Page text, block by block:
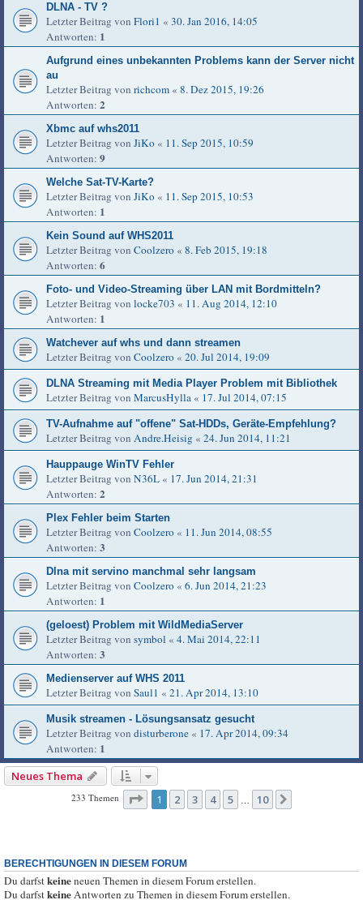
DLNA - TV ?
Letzter Beitrag von Flori1 « 30. Jan 2016, 14:05
Antworten: 1
Aufgrund eines unbekannten Problems kann der Server nicht
au
Letzter Beitrag von richcom « 8. Dez 2015, 19:26
Antworten: 2
Xbmc auf whs2011
Letzter Beitrag von JiKo « 11. Sep 2015, 10:59
Antworten: 9
Welche Sat-TV-Karte?
Letzter Beitrag von JiKo « 11. Sep 2015, 10:53
Antworten: 1
Kein Sound auf WHS2011
Letzter Beitrag von Coolzero « 8. Feb 2015, 19:18
Antworten: 6
Foto- und Video-Streaming über LAN mit Bordmitteln?
Letzter Beitrag von locke703 « 11. Aug 2014, 12:10
Antworten: 1
Watchever auf whs und dann streamen
Letzter Beitrag von Coolzero « 20. Jul 2014, 19:09
DLNA Streaming mit Media Player Problem mit Bibliothek
Letzter Beitrag von MarcusHylla « 17. Jul 2014, 07:15
TV-Aufnahme auf "offene" Sat-HDDs, Geräte-Empfehlung?
Letzter Beitrag von Andre.Heisig « 24. Jun 2014, 11:21
Hauppauge WinTV Fehler
Letzter Beitrag von N36L « 17. Jun 2014, 21:31
Antworten: 2
Plex Fehler beim Starten
Letzter Beitrag von Coolzero « 11. Jun 2014, 08:55
Antworten: 3
Dlna mit servino manchmal sehr langsam
Letzter Beitrag von Coolzero « 6. Jun 2014, 21:23
Antworten: 1
(geloest) Problem mit WildMediaServer
Letzter Beitrag von symbol « 4. Mai 2014, 22:11
Antworten: 3
Medienserver auf WHS 2011
Letzter Beitrag von Saul1 « 21. Apr 2014, 13:10
Musik streamen - Lösungsansatz gesucht
Letzter Beitrag von disturberone « 17. Apr 2014, 09:34
Antworten: 1
Neues Thema
233 Themen Seite 1von 10
1 2 3 4 5 … 10
BERECHTIGUNGEN IN DIESEM FORUM
Du darfstkeineneuen Themen in diesem Forum erstellen.
Du darfstkeineAntworten zu Themen in diesem Forum erstellen.